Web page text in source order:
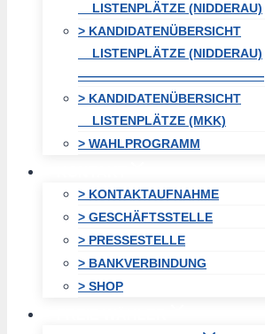
LISTENPLÄTZE (NIDDERAU)
> KANDIDATENÜBERSICHT
LISTENPLÄTZE (NIDDERAU)
———————————————
> KANDIDATENÜBERSICHT
LISTENPLÄTZE (MKK)
> WAHLPROGRAMM
> KONTAKTAUFNAHME
> GESCHÄFTSSTELLE
> PRESSESTELLE
> BANKVERBINDUNG
> SHOP